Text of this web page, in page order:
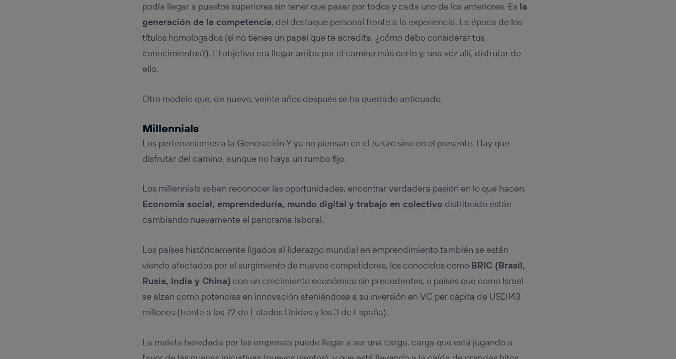
podía llegar a puestos superiores sin tener que pasar por todos y cada uno de los anteriores. Es la
generación de la competencia, del destaque personal frente a la experiencia. La época de los
títulos homologados (si no tienes un papel que te acredita, ¿cómo debo considerar tus
conocimientos?). El objetivo era llegar arriba por el camino más corto y, una vez allí, disfrutar de
ello.
Otro modelo que, de nuevo, veinte años después se ha quedado anticuado.
Millennials
Los pertenecientes a la Generación Y ya no piensan en el futuro sino en el presente. Hay que
disfrutar del camino, aunque no haya un rumbo fijo.
Los millennials saben reconocer las oportunidades, encontrar verdadera pasión en lo que hacen.
Economía social, emprendeduría, mundo digital y trabajo en colectivo distribuido están
cambiando nuevamente el panorama laboral.
Los países históricamente ligados al liderazgo mundial en emprendimiento también se están
viendo afectados por el surgimiento de nuevos competidores, los conocidos como BRIC (Brasil,
Rusia, India y China) con un crecimiento económico sin precedentes, o países que como Israel
se alzan como potencias en innovación ateniéndose a su inversión en VC per cápita de USD143
millones (frente a los 72 de Estados Unidos y los 3 de España).
La maleta heredada por las empresas puede llegar a ser una carga, carga que está jugando a